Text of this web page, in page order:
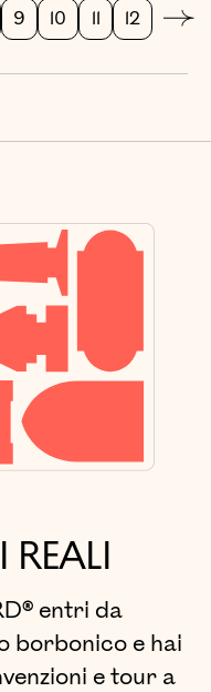
9 10 11 12
entri da
borbonico e hai
e tour a